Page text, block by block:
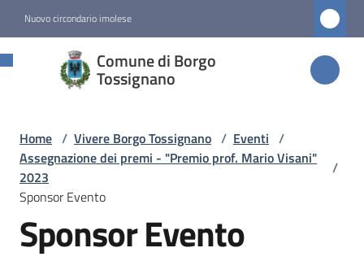
Nuovo circondario imolese
Comune di Borgo
Tossignano
Comune di
Borgo
Amministrazione
Novità
Home / Vivere Borgo Tossignano / Eventi /
Assegnazione dei premi - "Premio prof. Mario Visani"
2023
/
Sponsor Evento
Sponsor Evento